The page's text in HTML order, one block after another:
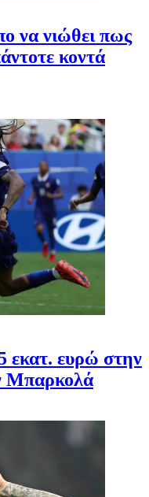
να νιώθει πως
κοντά
εκατ. ευρώ στην
Μπαρκολά